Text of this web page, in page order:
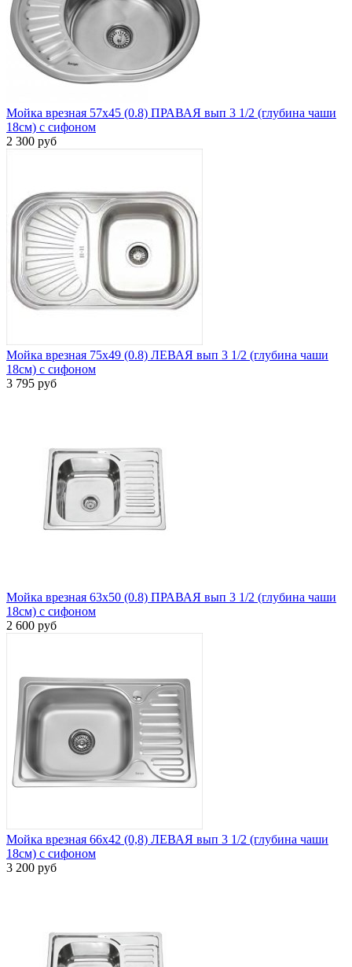
Мойка врезная 57х45 (0.8) ПРАВАЯ вып 3 1/2 (глубина чаши
18см) с сифоном
2 300 руб
Мойка врезная 75х49 (0.8) ЛЕВАЯ вып 3 1/2 (глубина чаши
18см) с сифоном
3 795 руб
Мойка врезная 63х50 (0.8) ПРАВАЯ вып 3 1/2 (глубина чаши
18см) с сифоном
2 600 руб
Мойка врезная 66х42 (0,8) ЛЕВАЯ вып 3 1/2 (глубина чаши
18см) с сифоном
3 200 руб